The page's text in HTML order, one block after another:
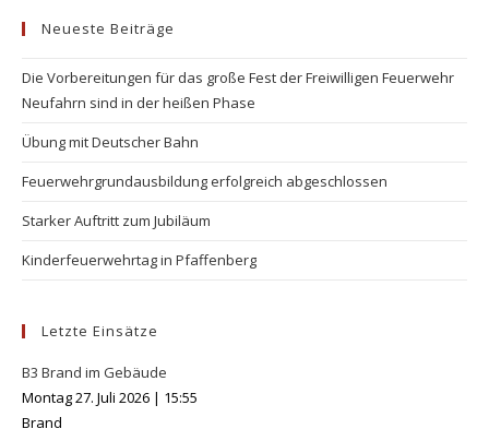
Neueste Beiträge
Die Vorbereitungen für das große Fest der Freiwilligen Feuerwehr
Neufahrn sind in der heißen Phase
Übung mit Deutscher Bahn
Feuerwehrgrundausbildung erfolgreich abgeschlossen
Starker Auftritt zum Jubiläum
Kinderfeuerwehrtag in Pfaffenberg
Letzte Einsätze
B3 Brand im Gebäude
Montag 27. Juli 2026 | 15:55
Brand